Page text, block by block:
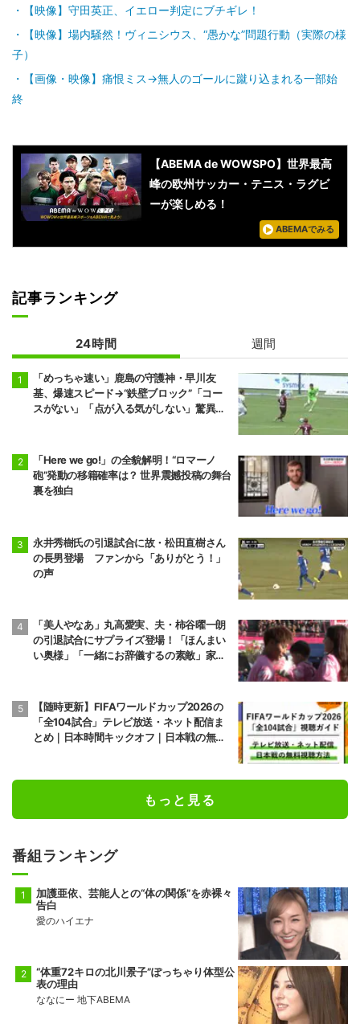
【映像】守田英正、イエロー判定にブチギレ！
【映像】場内騒然！ヴィニシウス、“愚かな”問題行動（実際の様
子）
【画像・映像】痛恨ミス→無人のゴールに蹴り込まれる一部始
終
【ABEMA de WOWSPO】世界最高
峰の欧州サッカー・テニス・ラグビ
ーが楽しめる！
ABEMAでみる
記事ランキング
24時間 週間
「めっちゃ速い」鹿島の守護神・早川友
基、爆速スピード→“鉄壁ブロック”「コー
スがない」「点が入る気がしない」驚異の
「Here we go!」の全貌解明！“ロマーノ
砲”発動の移籍確率は？ 世界震撼投稿の舞台
裏を独白
永井秀樹氏の引退試合に故・松田直樹さん
の長男登場 ファンから「ありがとう！」
の声
「美人やなあ」丸高愛実、夫・柿谷曜一朗
の引退試合にサプライズ登場！「ほんまい
い奥様」「一緒にお辞儀するの素敵」家族
【随時更新】FIFAワールドカップ2026の
「全104試合」テレビ放送・ネット配信ま
とめ｜日本時間キックオフ｜日本戦の無料
もっと見る
番組ランキング
加護亜依、芸能人との“体の関係”を赤裸々
告白
愛のハイエナ
“体重72キロの北川景子”ぽっちゃり体型公
表の理由
ななにー 地下ABEMA